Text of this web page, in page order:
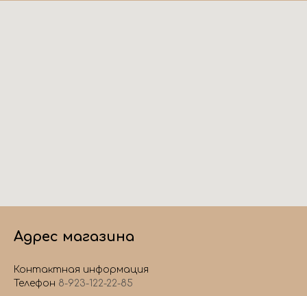
Адрес магазина
Контактная информация
Телефон 8-923-122-22-85